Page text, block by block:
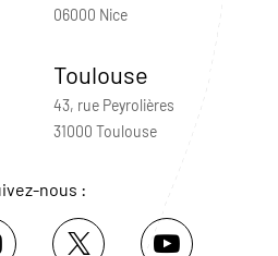
06000 Nice
Toulouse
43, rue Peyrolières
31000 Toulouse
nous :